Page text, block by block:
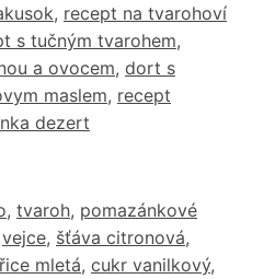
, recept na tvarohoví
s tučným tvarohem,
a ovocem, dort s
maslem, recept
dezert
, tvaroh, pomazánkové
vejce, šťáva citronová,
mletá, cukr vanilkový,